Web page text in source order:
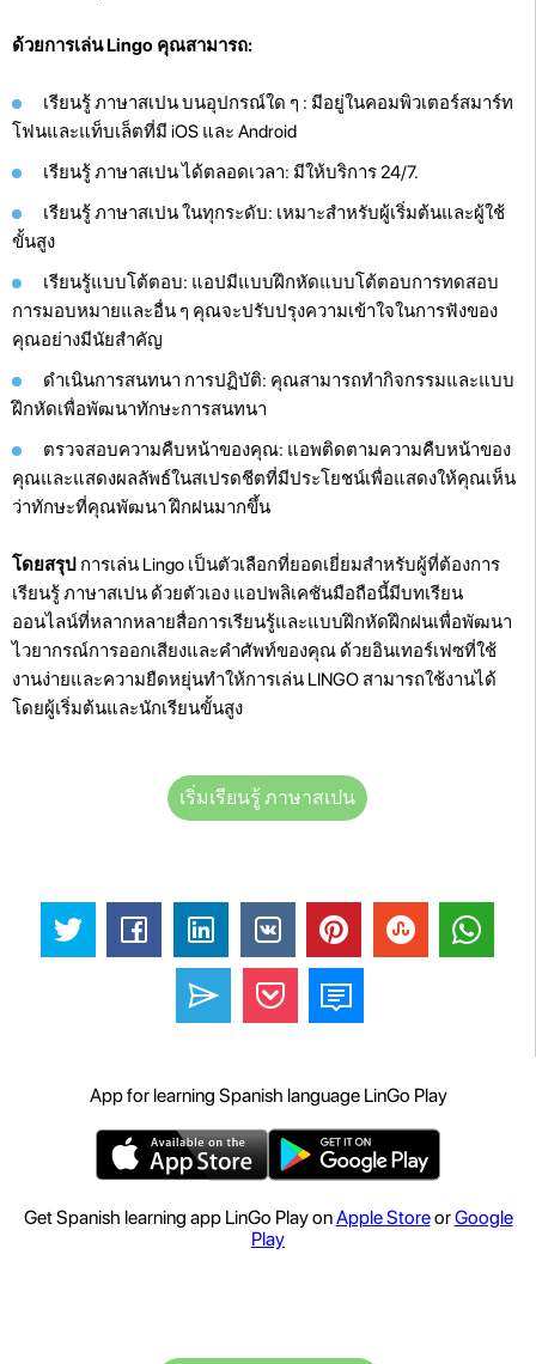
ด้วยการเล่น Lingo คุณสามารถ:
เรียนรู้ ภาษาสเปน บนอุปกรณ์ใด ๆ : มีอยู่ในคอมพิวเตอร์สมาร์ท
โฟนและแท็บเล็ตที่มี iOS และ Android
เรียนรู้ ภาษาสเปน ได้ตลอดเวลา: มีให้บริการ 24/7.
เรียนรู้ ภาษาสเปน ในทุกระดับ: เหมาะสำหรับผู้เริ่มต้นและผู้ใช้
ขั้นสูง
เรียนรู้แบบโต้ตอบ: แอปมีแบบฝึกหัดแบบโต้ตอบการทดสอบ
การมอบหมายและอื่น ๆ คุณจะปรับปรุงความเข้าใจในการฟังของ
คุณอย่างมีนัยสำคัญ
ดำเนินการสนทนา การปฏิบัติ: คุณสามารถทำกิจกรรมและแบบ
ฝึกหัดเพื่อพัฒนาทักษะการสนทนา
ตรวจสอบความคืบหน้าของคุณ: แอพติดตามความคืบหน้าของ
คุณและแสดงผลลัพธ์ในสเปรดชีตที่มีประโยชน์เพื่อแสดงให้คุณเห็น
ว่าทักษะที่คุณพัฒนา ฝึกฝนมากขึ้น
โดยสรุป การเล่น Lingo เป็นตัวเลือกที่ยอดเยี่ยมสำหรับผู้ที่ต้องการ
เรียนรู้ ภาษาสเปน ด้วยตัวเอง แอปพลิเคชันมือถือนี้มีบทเรียน
ออนไลน์ที่หลากหลายสื่อการเรียนรู้และแบบฝึกหัดฝึกฝนเพื่อพัฒนา
ไวยากรณ์การออกเสียงและคำศัพท์ของคุณ ด้วยอินเทอร์เฟซที่ใช้
งานง่ายและความยืดหยุ่นทำให้การเล่น LINGO สามารถใช้งานได้
โดยผู้เริ่มต้นและนักเรียนขั้นสูง
เริ่มเรียนรู้ ภาษาสเปน
App for learning Spanish language LinGo Play
Get Spanish learning app LinGo Play onApple StoreorGoogle
Play